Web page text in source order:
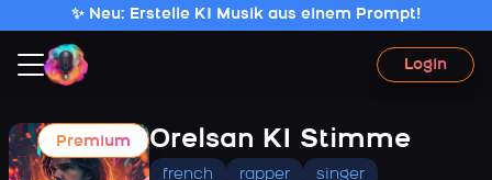
✨ Neu: Erstelle KI Musik aus einem Prompt!
Login
Premium Orelsan KI Stimme
french rapper singer